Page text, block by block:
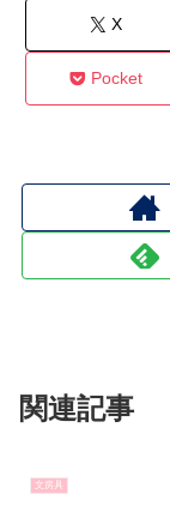
X
Pocket
関連記事
文房具